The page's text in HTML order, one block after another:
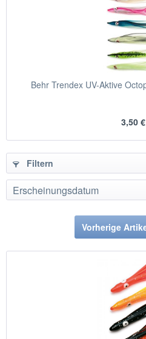
Behr Trendex UV-Aktive
3,50
Filtern
Vorherige